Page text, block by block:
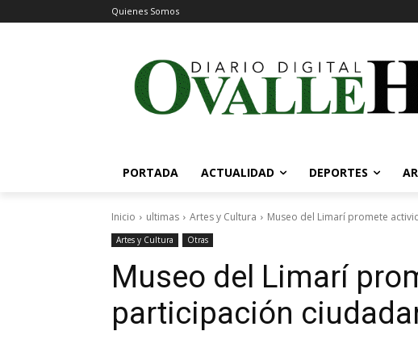
Quienes Somos
PORTADA ACTUALIDAD DEPORTES
Inicio ultimas Artes y Cultura Museo del Limarí promete
Artes y Cultura Otras
Museo del Limarí
participación